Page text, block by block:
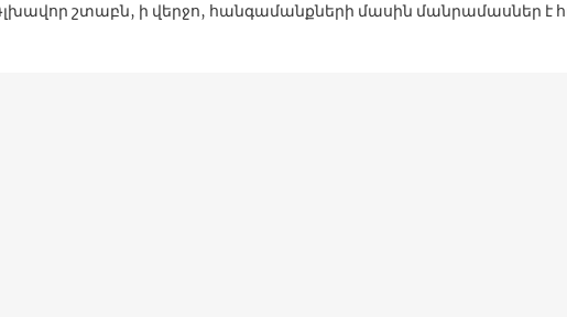
շտաբն, ի վերջո, հանգամանքների մասին մանրամասներ է